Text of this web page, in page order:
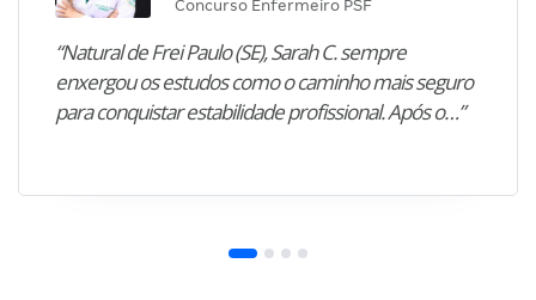
Concurso Enfermeiro PSF
“Natural de Frei Paulo (SE), Sarah C. sempre
enxergou os estudos como o caminho mais seguro
para conquistar estabilidade profissional. Após o…”